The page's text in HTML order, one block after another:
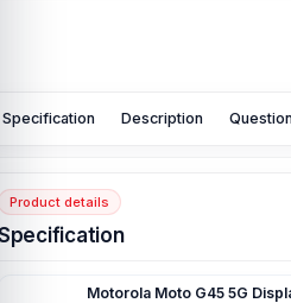
Specification Description
Product details
Motorola Moto G45 5G